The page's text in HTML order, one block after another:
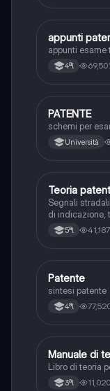
AAltro
appunti
appunti esame
4ªl 69,501
Altro
PATENTE
schemi per
Università
TEd. civ.
Teoria
Segnali
di indicazione,
integrativi,
agenti del
5ªl 41,187
PAltro
Patente
sintesi patente
4ªl
Italiano
Manuale di
Libro di teoria
3ªl 11,020